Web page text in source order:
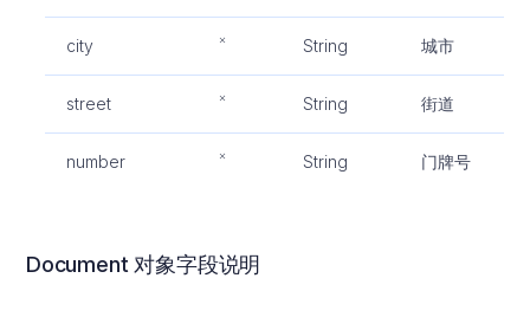
city String 城市
street String 街道
number String 门牌号
Document 对象字段说明